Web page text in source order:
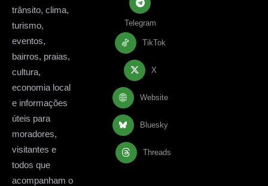
trânsito, clima,
turismo,
eventos,
bairros, praias,
cultura,
economia local
e informações
úteis para
moradores,
visitantes e
todos que
acompanham o
Telegram
TikTok
X
Website
Bluesky
Threads